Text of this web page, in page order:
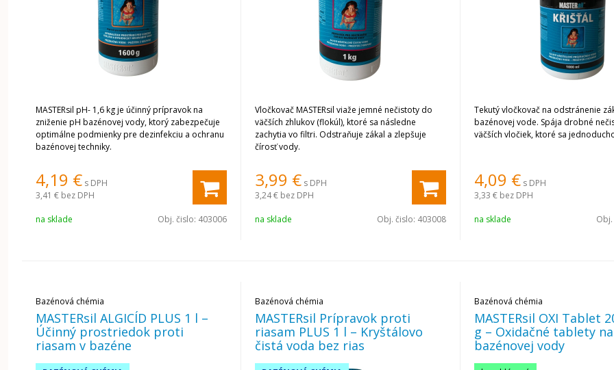
MASTERsil pH- 1,6 kg je účinný prípravok na
zniženie pH bazénovej vody, ktorý zabezpečuje
optimálne podmienky pre dezinfekciu a ochranu
bazénovej techniky.
4,19 € s DPH
3,41 € bez DPH
na sklade Obj. čislo: 403006
Vločkovač MASTERsil viaže jemné nečistoty do
väčších zhlukov (flokúl), ktoré sa následne
zachytia vo filtri. Odstraňuje zákal a zlepšuje
čírosť vody.
3,99 € s DPH
3,24 € bez DPH
na sklade Obj. čislo: 403008
Tekutý vločkovač na odstránenie
bazénovej vode. Spája drobné
väčších vločiek, ktoré sa
4,09 € s DPH
3,33 € bez DPH
na sklade
Bazénová chémia
MASTERsil ALGICÍD PLUS 1 l –
Účinný prostriedok proti
riasam v bazéne
Bazénová chémia
MASTERsil Prípravok proti
riasam PLUS 1 l – Kryštálovo
čistá voda bez rias
Bazénová chémia
MASTERsil OXI Tablet
g – Oxidačné tablety
bazénovej vody